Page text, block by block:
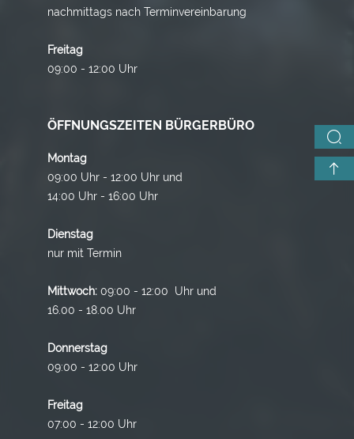
nachmittags nach Terminvereinbarung
Freitag
09:00 - 12:00 Uhr
ÖFFNUNGSZEITEN BÜRGERBÜRO
Montag
09:00 Uhr - 12:00 Uhr und
14:00 Uhr - 16:00 Uhr
Dienstag
nur mit Termin
Mittwoch: 09:00 - 12:00 Uhr und
16.00 - 18.00 Uhr
Donnerstag
09:00 - 12:00 Uhr
Freitag
07:00 - 12:00 Uhr